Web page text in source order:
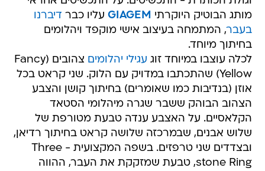
מותג הבוטיק היוקרתי GIAGEM עליו כבר דיברנו
בעבר, המתמחה בעיצוב אישי מוקפד ויהלומים
בחיתוך מיוחד.
לכלה עוצבו במיוחד זוג עגילי יהלומים
צהובים (Fancy
Yellow) שהתכתבו במדויק עם הלוק. שני קראט בכל
אוזן (בנדיבות כמו שאומרים) בחיתוך קושן והצבע
הצהוב הבוהק ששבר שגרה מיהלומי הסטאד
הקלאסיים. על האצבע ענדה טבעת מטורפת של
שלוש אבנים, שבמרכזה שלושה קראט בחיתוך רדיאן,
ובצדדים שני טרפזים. בשפה המקצועית - Three
stone Ring, טבעת שמזקקת את העבר, ההווה